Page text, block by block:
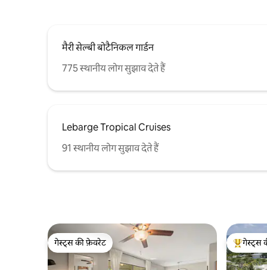
मैरी सेल्बी बोटैनिकल गार्डन
775 स्थानीय लोग सुझाव देते हैं
Lebarge Tropical Cruises
91 स्थानीय लोग सुझाव देते हैं
गेस्ट्स की फ़ेवरेट
गेस्ट्स की फ़ेवरेट
गेस्ट्स का
गेस्ट्स